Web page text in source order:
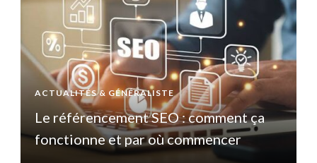
ACTUALITÉS & GÉNÉRALISTE
Le référencement SEO : comment ça
fonctionne et par où commencer